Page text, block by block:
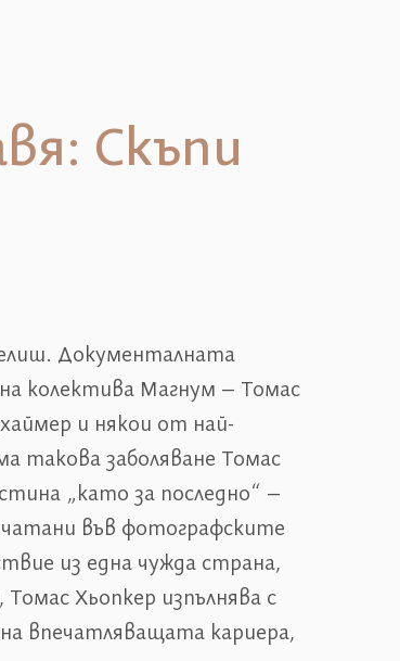
Скъпи
Документалната
колектива Магнум – Томас
и някои от най-
такова заболяване Томас
„като за последно“ –
във фотографските
из една чужда страна,
Хьопкер изпълнява с
впечатляващата кариера,